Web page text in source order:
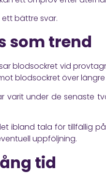
bättre svar.
som trend
blodsockret vid
blodsockret över
varit under de senaste
ibland tala för tillfällig
uppföljning.
tid